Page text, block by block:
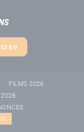
FILMS 2026